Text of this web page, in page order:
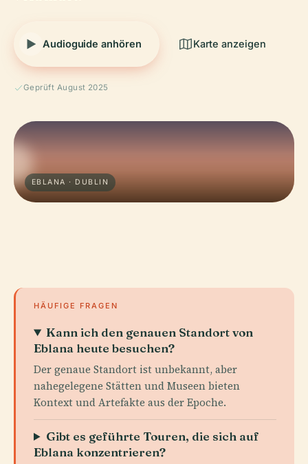
Audioguide anhören Karte anzeigen
Geprüft August 2025
EBLANA · DUBLIN
HÄUFIGE FRAGEN
Kann ich den genauen Standort von
Eblana heute besuchen?
Der genaue Standort ist unbekannt, aber
nahegelegene Stätten und Museen bieten
Kontext und Artefakte aus der Epoche.
Gibt es geführte Touren, die sich auf
Eblana konzentrieren?